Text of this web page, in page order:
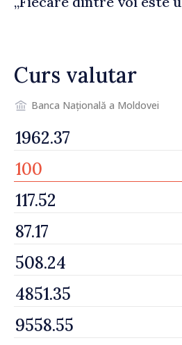
Curs valutar
Banca Națională a Moldovei